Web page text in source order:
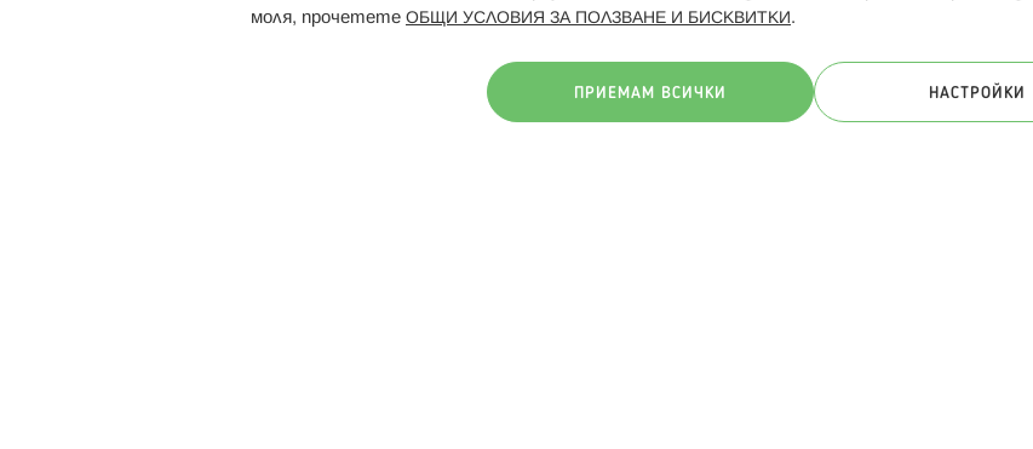
моля, прочетете ОБЩИ УСЛОВИЯ ЗА ПОЛЗВАНЕ И БИСКВИТКИ .
ПРИЕМАМ ВСИЧКИ НАСТРОЙКИ